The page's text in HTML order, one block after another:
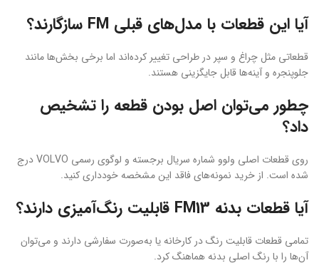
آیا این قطعات با مدل‌های قبلی FM سازگارند؟
قطعاتی مثل چراغ و سپر در طراحی تغییر کرده‌اند اما برخی بخش‌ها مانند
جلوپنجره و آینه‌ها قابل جایگزینی هستند.
چطور می‌توان اصل بودن قطعه را تشخیص
داد؟
روی قطعات اصلی ولوو شماره سریال برجسته و لوگوی رسمی VOLVO درج
شده است. از خرید نمونه‌های فاقد این مشخصه خودداری کنید.
آیا قطعات بدنه FM13 قابلیت رنگ‌آمیزی دارند؟
تمامی قطعات قابلیت رنگ در کارخانه یا به‌صورت سفارشی دارند و می‌توان
آن‌ها را با رنگ اصلی بدنه هماهنگ کرد.